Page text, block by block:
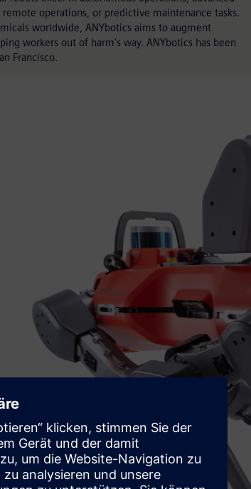
operations, or predictive maintenance tasks.
worldwide, ANYbotics aims to augment
workers out of harm's way. ANYbotics has been
Francisco.